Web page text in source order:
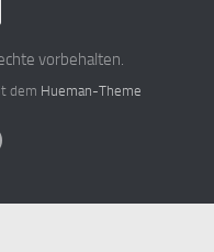
vorbehalten.
dem Hueman-Theme